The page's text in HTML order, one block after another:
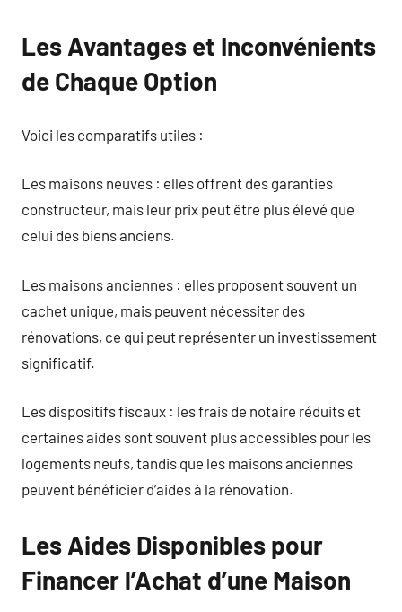
Les Avantages et Inconvénients
de Chaque Option
Voici les comparatifs utiles :
Les maisons neuves : elles offrent des garanties
constructeur, mais leur prix peut être plus élevé que
celui des biens anciens.
Les maisons anciennes : elles proposent souvent un
cachet unique, mais peuvent nécessiter des
rénovations, ce qui peut représenter un investissement
significatif.
Les dispositifs fiscaux : les frais de notaire réduits et
certaines aides sont souvent plus accessibles pour les
logements neufs, tandis que les maisons anciennes
peuvent bénéficier d’aides à la rénovation.
Les Aides Disponibles pour
Financer l’Achat d’une Maison